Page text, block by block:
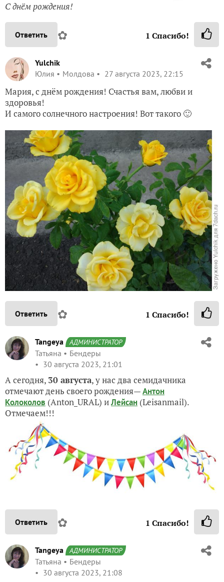
С днём рождения!
Ответить ✿ 1 Спасибо!
Yulchik
Юлия
Молдова 27 августа 2023, 22:15
Мария, с днём рождения! Счастья вам, любви и
здоровья!
И самого солнечного настроения! Вот такого 🙂
Ответить ✿ 1 Спасибо!
Tangeya АДМИНИСТРАТОР
Татьяна
Бендеры
30 августа 2023, 21:01
А сегодня, 30 августа, у нас два семидачника
отмечают день своего рождения—Антон
Колоколов (Anton_URAL) иЛейсан (Leisanmail).
Отмечаем!!!
Ответить ✿ 1 Спасибо!
Tangeya АДМИНИСТРАТОР
Татьяна
Бендеры
30 августа 2023, 21:08